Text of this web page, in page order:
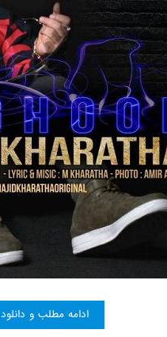
ادامه مطلب و دانلود